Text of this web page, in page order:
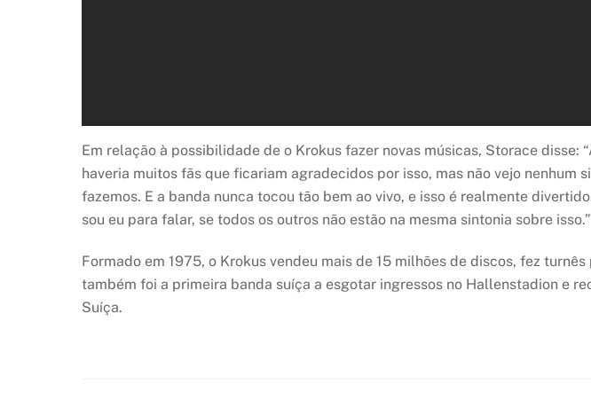
Em relação à possibilidade de o Krokus fazer novas músicas, Storace disse:
haveria muitos fãs que ficariam agradecidos por isso, mas não vejo
fazemos. E a banda nunca tocou tão bem ao vivo, e isso é realmente
sou eu para falar, se todos os outros não estão na mesma sintonia sobre isso.”
Formado em 1975, o Krokus vendeu mais de 15 milhões de discos, fez
também foi a primeira banda suíça a esgotar ingressos no Hallenstadion e
Suíça.